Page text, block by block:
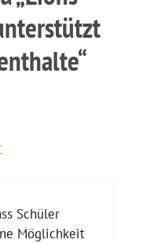
Schüler
Möglichkeit